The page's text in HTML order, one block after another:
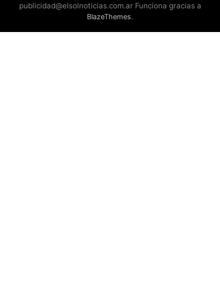
publicidad@elsolnoticias.com.ar Funciona gracias a
BlazeThemes.